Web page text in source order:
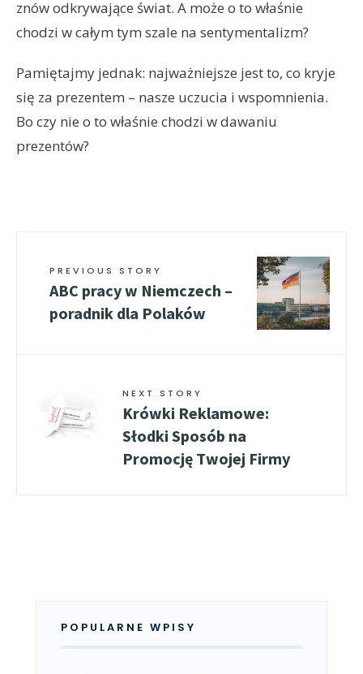
znów odkrywające świat. A może o to właśnie
chodzi w całym tym szale na sentymentalizm?
Pamiętajmy jednak: najważniejsze jest to, co kryje
się za prezentem – nasze uczucia i wspomnienia.
Bo czy nie o to właśnie chodzi w dawaniu
prezentów?
PREVIOUS STORY
ABC pracy w Niemczech –
poradnik dla Polaków
NEXT STORY
Krówki Reklamowe:
Słodki Sposób na
Promocję Twojej Firmy
POPULARNE WPISY